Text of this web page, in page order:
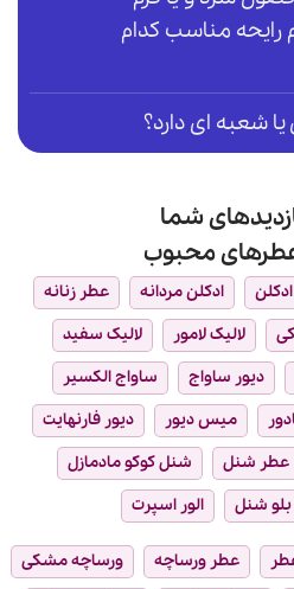
مناسب کدام
یا شعبه ای دارد؟
شما
محبوب
ادکلن مردانه
عطر زنانه
لالیک لامور
لالیک سفید
دیور ساواج
ساواج الکسیر
میس دیور
دیور فارنهایت
عطر شنل
شنل کوکو مادمازل
بلو شنل الور اسپرت
عطر ورساچه
ورساچه مشکی